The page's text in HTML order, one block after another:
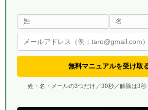
無料マニュアルを受け取
姓・名・メールの3つだけ／30秒／解除は3秒